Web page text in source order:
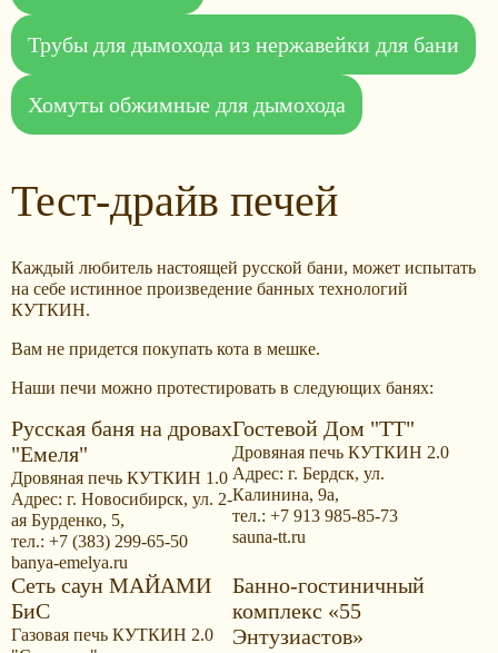
Трубы для дымохода из нержавейки для бани
Хомуты обжимные для дымохода
Тест-драйв печей
Каждый любитель настоящей русской бани, может испытать
на себе истинное произведение банных технологий
КУТКИН.
Вам не придется покупать кота в мешке.
Наши печи можно протестировать в следующих банях:
Русская баня на дровах
"Емеля"
Дровяная печь КУТКИН 1.0
Адрес: г. Новосибирск, ул. 2-
ая Бурденко, 5,
тел.: +7 (383) 299-65-50
banya-emelya.ru
Гостевой Дом "ТТ"
Дровяная печь КУТКИН 2.0
Адрес: г. Бердск, ул.
Калинина, 9а,
тел.: +7 913 985-85-73
sauna-tt.ru
Сеть саун МАЙАМИ
БиС
Газовая печь КУТКИН 2.0
Банно-гостиничный
комплекс «55
Энтузиастов»